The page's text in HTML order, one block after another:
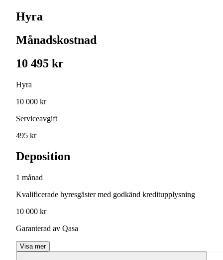
Hyra
Månadskostnad
10 495 kr
Hyra
10 000 kr
Serviceavgift
495 kr
Deposition
1 månad
Kvalificerade hyresgäster med godkänd kreditupplysning
10 000 kr
Garanterad av Qasa
Visa mer